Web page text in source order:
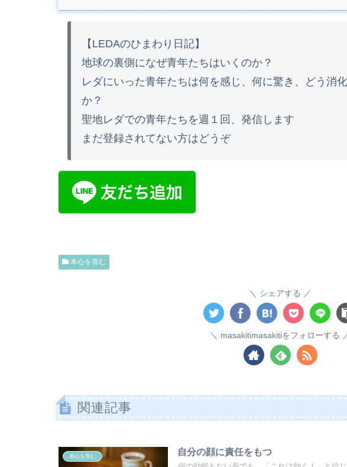
【LEDAのひまわり日記】
地球の裏側になぜ青年たちはいくのか？
レダにいった青年たちは何を感じ、何に驚き、どう消
か？
聖地レダでの青年たちを週１回、発信します
まだ登録されてない方はどうぞ
本心を育む
シェアする
masakitimasakitiをフォローする
関連記事
本心を育む 自分の顔に責任をもつ